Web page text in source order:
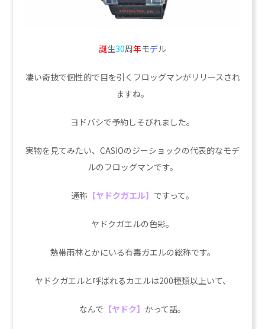
誕生30周年モデル
凄い奇抜で個性的で目を引くフロッグマンがリリースされ
ますね。
ヨドバシで予約しそびれました。
実物を見てみたい、CASIOのジーショックの代表的なモデ
ルのフロッグマンです。
通称 【ヤドクガエル】 ですって。
ヤドクガエルの色彩。
熱帯雨林とかにいる有毒ガエルの総称です。
ヤドクガエルと呼ばれるカエルは200種類以上いて、
なんで 【ヤドク】 かって話。